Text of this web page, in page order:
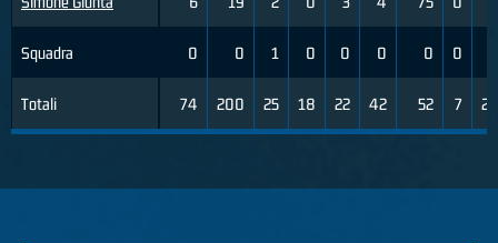
Squadra
Totali
0 0 1 0 0 0 0 0
74 200 25 18 22 42 52 7 22